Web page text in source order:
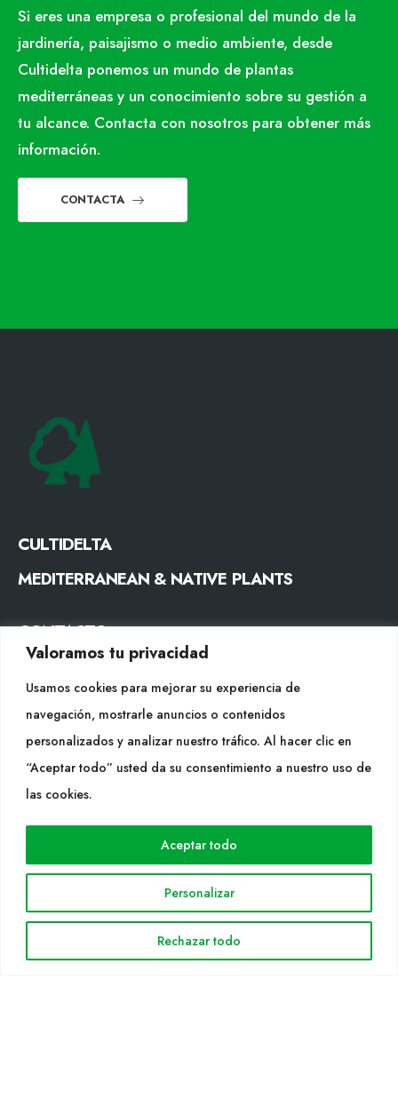
Valoramos tu privacidad
Usamos cookies para mejorar su experiencia de
navegación, mostrarle anuncios o contenidos
personalizados y analizar nuestro tráfico. Al hacer clic en
“Aceptar todo” usted da su consentimiento a nuestro uso de
las cookies.
Personalizar
Rechazar todo
Aceptar todo
Si eres una empresa o profesional del mundo de la
jardinería, paisajismo o medio ambiente, desde
Cultidelta ponemos un mundo de plantas
mediterráneas y un conocimiento sobre su gestión a
tu alcance. Contacta con nosotros para obtener más
información.
CONTACTA
CULTIDELTA
MEDITERRANEAN & NATIVE PLANTS
CONTACTO
Tel. +34 977053013
info@cultidelta.com
SÍGUENOS
Áreas de trabajo
Solicitud Catálogo